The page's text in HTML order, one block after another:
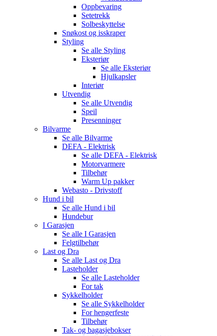
Oppbevaring
Setetrekk
Solbeskyttelse
Snøkost og isskraper
Styling
Se alle Styling
Eksteriør
Se alle Eksteriør
Hjulkapsler
Interiør
Utvendig
Se alle Utvendig
Speil
Presenninger
Bilvarme
Se alle Bilvarme
DEFA - Elektrisk
Se alle DEFA - Elektrisk
Motorvarmere
Tilbehør
Warm Up pakker
Webasto - Drivstoff
Hund i bil
Se alle Hund i bil
Hundebur
I Garasjen
Se alle I Garasjen
Felgtilbehør
Last og Dra
Se alle Last og Dra
Lasteholder
Se alle Lasteholder
For tak
Sykkelholder
Se alle Sykkelholder
For hengerfeste
Tilbehør
Tak- og bagasjebokser